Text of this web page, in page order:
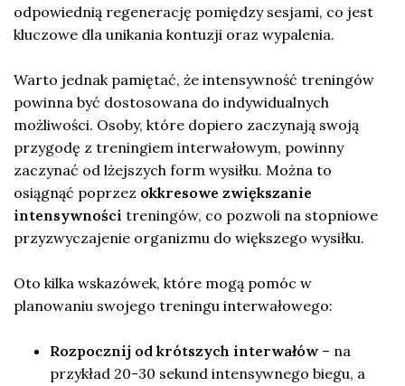
odpowiednią regenerację pomiędzy sesjami, co jest
kluczowe dla unikania kontuzji oraz wypalenia.
Warto jednak pamiętać, że intensywność treningów
powinna być dostosowana do indywidualnych
możliwości. Osoby, które dopiero zaczynają swoją
przygodę z treningiem interwałowym, powinny
zaczynać od lżejszych form wysiłku. Można to
osiągnąć poprzez okkresowe zwiększanie
intensywności treningów, co pozwoli na stopniowe
przyzwyczajenie organizmu do większego wysiłku.
Oto kilka wskazówek, które mogą pomóc w
planowaniu swojego treningu interwałowego:
Rozpocznij od krótszych interwałów – na
przykład 20-30 sekund intensywnego biegu, a